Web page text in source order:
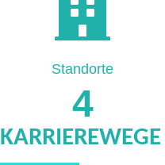
4
Standorte
KARRIEREWEGE